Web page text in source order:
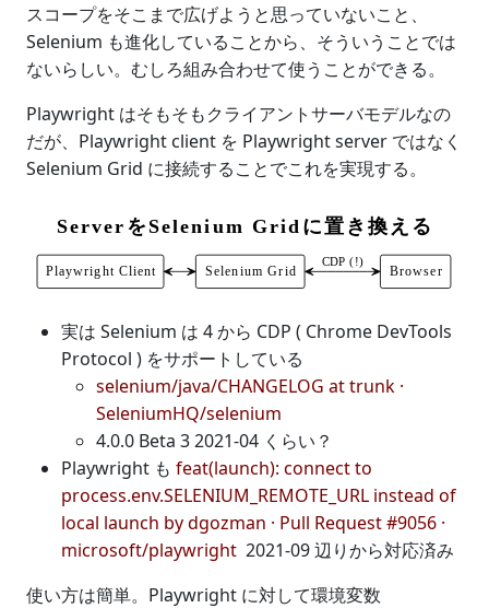
スコープをそこまで広げようと思っていないこと、
Selenium も進化していることから、そういうことでは
ないらしい。むしろ組み合わせて使うことができる。
Playwright はそもそもクライアントサーバモデルなの
だが、Playwright client を Playwright server ではなく
Selenium Grid に接続することでこれを実現する。
実は Selenium は 4 から CDP ( Chrome DevTools
Protocol ) をサポートしている
selenium/java/CHANGELOG at trunk ·
SeleniumHQ/selenium
4.0.0 Beta 3 2021-04 くらい？
Playwright も feat(launch): connect to
process.env.SELENIUM_REMOTE_URL instead of
local launch by dgozman · Pull Request #9056 ·
microsoft/playwright 2021-09 辺りから対応済み
使い方は簡単。Playwright に対して環境変数